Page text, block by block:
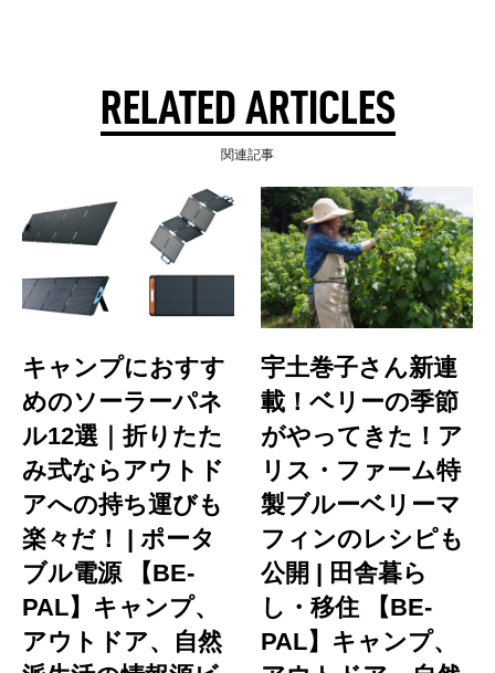
RELATED ARTICLES
関連記事
キャンプにおすす
めのソーラーパネ
ル12選｜折りたた
み式ならアウトド
アへの持ち運びも
楽々だ！ | ポータ
ブル電源 【BE-
PAL】キャンプ、
アウトドア、自然
宇土巻子さん新連
載！ベリーの季節
がやってきた！ア
リス・ファーム特
製ブルーベリーマ
フィンのレシピも
公開 | 田舎暮ら
し・移住 【BE-
PAL】キャンプ、